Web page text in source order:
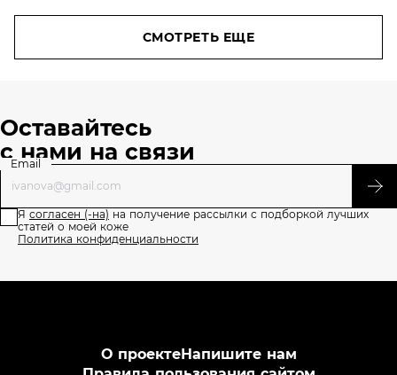
СМОТРЕТЬ ЕЩЕ
Оставайтесь
с нами на связи
Email
Я согласен (-на) на получение рассылки с подборкой лучших
статей о моей коже
Политика конфиденциальности
О проектеНапишите нам